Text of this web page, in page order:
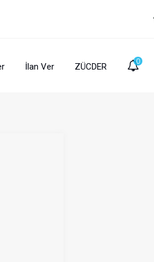
İlan Ver ZÜCDER
0